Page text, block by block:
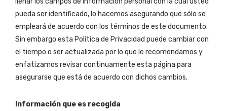
pueda ser identificado, lo hacemos asegurando que sólo se
empleará de acuerdo con los términos de este documento.
Sin embargo esta Política de Privacidad puede cambiar con
el tiempo o ser actualizada por lo que le recomendamos y
enfatizamos revisar continuamente esta página para
asegurarse que está de acuerdo con dichos cambios.
Información que es recogida